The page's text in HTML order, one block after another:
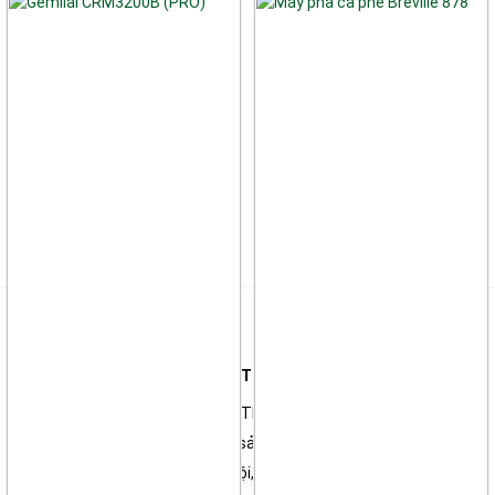
Công ty TNHH Thương Mại & Kỹ Thuật Điện Tử Thiên Long
*Showroom: 135A Đường Số 1, P. Thông Tây Hội, TP Hồ Chí Minh
Trung tâm sửa chữa & Bảo hành sản phẩm:
135A Đường Số 1, P. Thông Tây Hội, TP Hồ Chí Minh